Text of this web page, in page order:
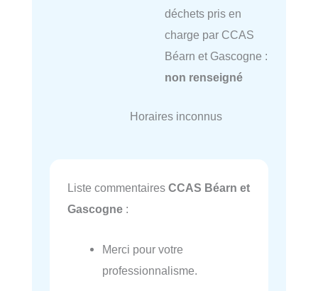
déchets pris en
charge par CCAS
Béarn et Gascogne :
non renseigné
Horaires inconnus
Liste commentaires CCAS Béarn et
Gascogne :
Merci pour votre
professionnalisme.